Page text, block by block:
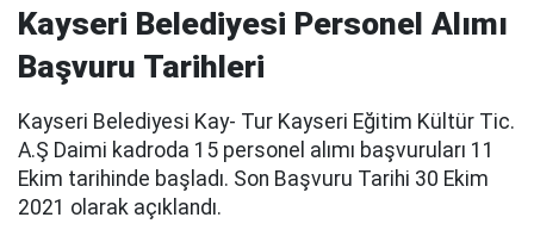
Kayseri Belediyesi Personel Alımı
Başvuru Tarihleri
Kayseri Belediyesi Kay- Tur Kayseri Eğitim Kültür Tic.
A.Ş Daimi kadroda 15 personel alımı başvuruları 11
Ekim tarihinde başladı. Son Başvuru Tarihi 30 Ekim
2021 olarak açıklandı.